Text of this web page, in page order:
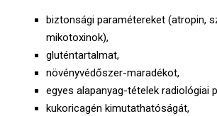
biztonsági paramétereket (atropin,
mikotoxinok),
gluténtartalmat,
növényvédőszer-maradékot,
egyes alapanyag-tételek radiológiai
kukoricagén kimutathatóságát,